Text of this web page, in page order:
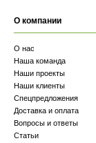
О компании
О нас
Наша команда
Наши проекты
Наши клиенты
Спецпредложения
Доставка и оплата
Вопросы и ответы
Статьи